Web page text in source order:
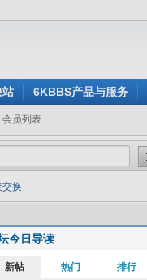
站 6KBBS产品与服务
会员列表
今日导读
交换